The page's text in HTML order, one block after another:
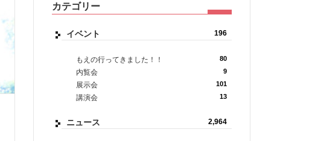
カテゴリー
イベント 196
もえの行ってきました！！ 80
内覧会 9
展示会 101
講演会 13
ニュース 2,964